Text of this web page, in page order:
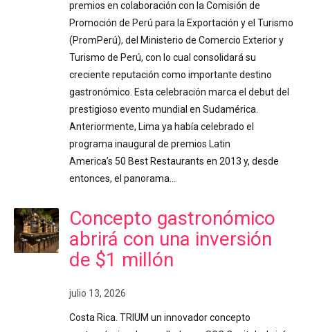
premios en colaboración con la Comisión de
Promoción de Perú para la Exportación y el Turismo
(PromPerú), del Ministerio de Comercio Exterior y
Turismo de Perú, con lo cual consolidará su
creciente reputación como importante destino
gastronómico. Esta celebración marca el debut del
prestigioso evento mundial en Sudamérica.
Anteriormente, Lima ya había celebrado el
programa inaugural de premios Latin
America’s 50 Best Restaurants en 2013 y, desde
entonces, el panorama…
Concepto gastronómico
abrirá con una inversión
de $1 millón
julio 13, 2026
Costa Rica. TRIUM un innovador concepto